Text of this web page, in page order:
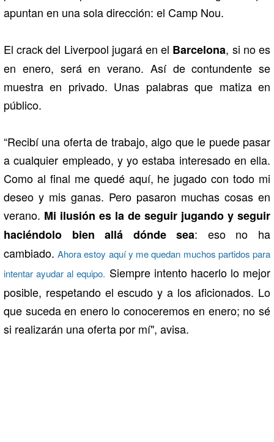
apuntan en una sola dirección: el Camp Nou.
El crack del Liverpool jugará en el Barcelona, si no es
en enero, será en verano. Así de contundente se
muestra en privado. Unas palabras que matiza en
público.
“Recibí una oferta de trabajo, algo que le puede pasar
a cualquier empleado, y yo estaba interesado en ella.
Como al final me quedé aquí, he jugado con todo mi
deseo y mis ganas. Pero pasaron muchas cosas en
verano. Mi ilusión es la de seguir jugando y seguir
haciéndolo bien allá dónde sea: eso no ha
cambiado.Ahora estoy aquí y me quedan muchos partidos para
intentar ayudar al equipo. Siempre intento hacerlo lo mejor
posible, respetando el escudo y a los aficionados. Lo
que suceda en enero lo conoceremos en enero; no sé
si realizarán una oferta por mí", avisa.